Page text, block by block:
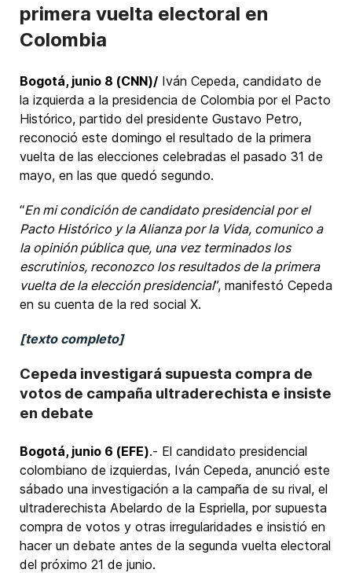
primera vuelta electoral en
Colombia
Bogotá, junio 8 (CNN)/ Iván Cepeda, candidato de
la izquierda a la presidencia de Colombia por el Pacto
Histórico, partido del presidente Gustavo Petro,
reconoció este domingo el resultado de la primera
vuelta de las elecciones celebradas el pasado 31 de
mayo, en las que quedó segundo.
“En mi condición de candidato presidencial por el
Pacto Histórico y la Alianza por la Vida, comunico a
la opinión pública que, una vez terminados los
escrutinios, reconozco los resultados de la primera
vuelta de la elección presidencial”, manifestó Cepeda
en su cuenta de la red social X.
[texto completo]
Cepeda investigará supuesta compra de
votos de campaña ultraderechista e insiste
en debate
Bogotá, junio 6 (EFE).- El candidato presidencial
colombiano de izquierdas, Iván Cepeda, anunció este
sábado una investigación a la campaña de su rival, el
ultraderechista Abelardo de la Espriella, por supuesta
compra de votos y otras irregularidades e insistió en
hacer un debate antes de la segunda vuelta electoral
del próximo 21 de junio.